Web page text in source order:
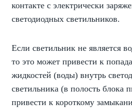
контакте с электрически
светодиодных светильников.
Если светильник не является
то это может привести к
жидкостей (воды) внутрь
светильника (в полость блока
привести к короткому